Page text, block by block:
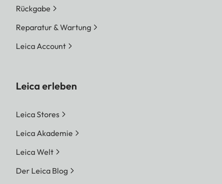
Rückgabe
Reparatur & Wartung
Leica Account
Leica erleben
Leica Stores
Leica Akademie
Leica Welt
Der Leica Blog